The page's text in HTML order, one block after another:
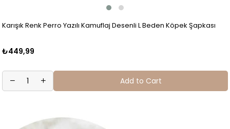
Karışık Renk Perro Yazılı Kamuflaj Desenli L Beden Köpek Şapkası
₺449,99
Add to Cart